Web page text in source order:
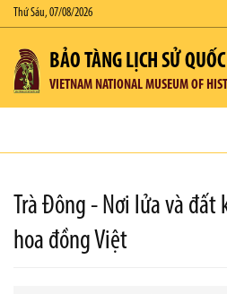
Thứ Sáu, 07/08/2026
BẢO TÀNG LỊCH SỬ
VIETNAM NATIONAL MUSEUM OF
Trà Đông - Nơi lửa và
hoa đồng Việt